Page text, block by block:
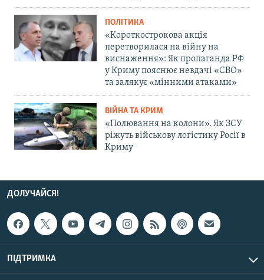
ПОЛІТИКА
«Короткострокова акція
перетворилася на війну на
виснаження»: Як пропаганда РФ
у Криму пояснює невдачі «СВО»
та залякує «мінними атаками»
ВІЙНА ТА КРИМ
«Полювання на колони». Як ЗСУ
ріжуть військову логістику Росії в
Криму
ДОЛУЧАЙСЯ!
ПІДТРИМКА